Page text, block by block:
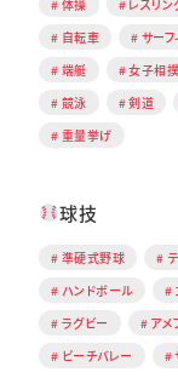
体操
レスリン
自転車
サーフ
端艇
女子相撲
競泳
剣道
重量挙げ
球技
準硬式野球
ハンドボール
ラグビー
アメ
ビーチバレー